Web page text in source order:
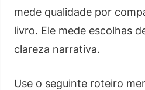
mede qualidade por
livro. Ele mede escolhas
clareza narrativa.
Use o seguinte roteiro